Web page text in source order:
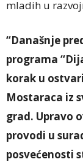
mladih u
“Današnje
programa
korak u
Mostaraca iz
grad. Upravo
provodi u
posvećenosti